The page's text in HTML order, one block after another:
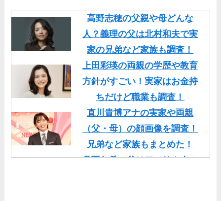
高野志穂の父親や母どんな
人？義理の父は北村和夫で実
家の兄弟など家族も調査！
上田彩瑛の両親の学歴や教育
方針がすごい！実家はお金持
ちだけど職業も調査！
直川貴博アナの実家や両親
（父・母）の顔画像を調査！
兄弟など家族もまとめた！
丹羽仁希の父はアメリカ人の